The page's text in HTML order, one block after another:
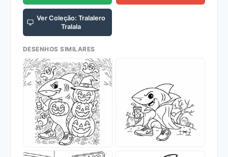
Ver Coleção: Tralalero
Tralala
DESENHOS SIMILARES